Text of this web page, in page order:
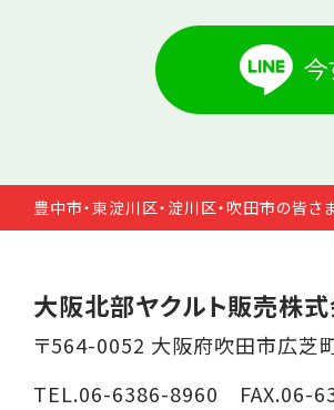
豊中市・東淀川区・淀川区・吹田市の皆さ
大阪北部ヤクルト販売株
〒564-0052 大阪府吹田市広芝
TEL.06-6386-8960 FAX.06-